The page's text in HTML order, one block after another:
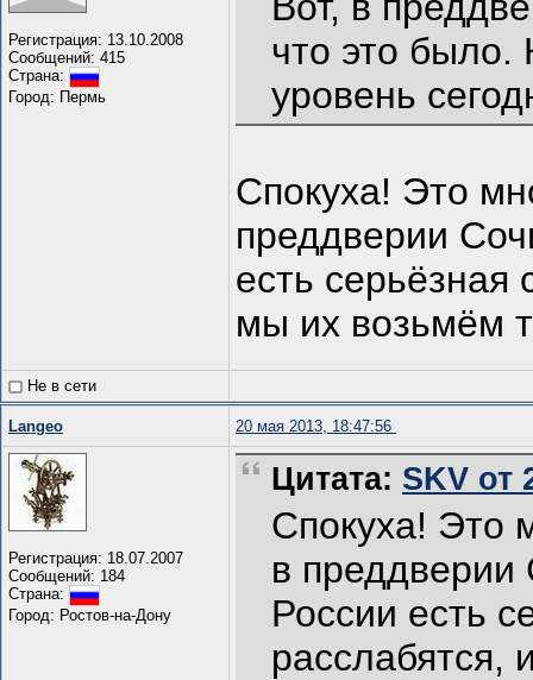
Регистрация: 13.10.2008
Сообщений: 415
Страна:
Город: Пермь
что это было.
уровень
Спокуха! Это
преддверии
есть серьёзная
мы их возьмём
Не в сети
Langeo 20 мая 2013, 18:47:56
Регистрация: 18.07.2007
Сообщений: 184
Страна:
Город: Ростов-на-Дону
Цитата: SKV от
Спокуха! Это
в преддверии
России есть
расслабятся,